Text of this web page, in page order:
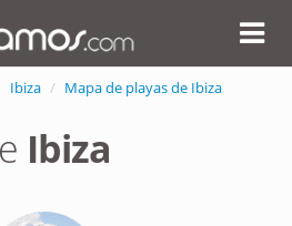
Ibiza Mapa de playas de Ibiza
Ibiza